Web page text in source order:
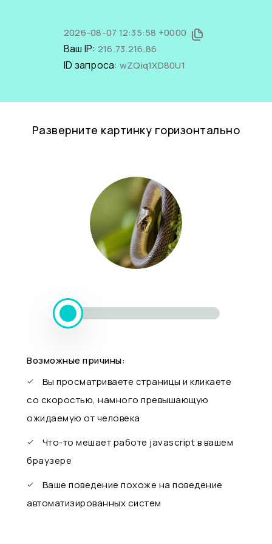
2026-08-07 12:35:58 +0000
Ваш IP: 216.73.216.86
ID запроса: wZQiq1XD80U1
Разверните картинку горизонтально
Возможные причины:
Вы просматриваете страницы и кликаете
со скоростью, намного превышающую
ожидаемую от человека
Что-то мешает работе javascript в вашем
браузере
Ваше поведение похоже на поведение
автоматизированных систем